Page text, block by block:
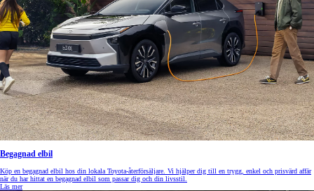
Begagnad elbil
Köp en begagnad elbil hos din lokala Toyota-återförsäljare. Vi hjälper dig till en trygg, enkel och prisvärd affär
när du har hittat en begagnad elbil som passar dig och din livsstil.
Läs mer